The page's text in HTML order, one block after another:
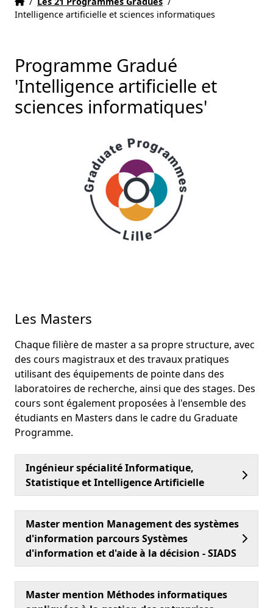
Intelligence artificielle et sciences informatiques
Programme Gradué
'Intelligence artificielle et
sciences informatiques'
Les Masters
Chaque filière de master a sa propre structure, avec
des cours magistraux et des travaux pratiques
utilisant des équipements de pointe dans des
laboratoires de recherche, ainsi que des stages. Des
cours sont également proposées à l'ensemble des
étudiants en Masters dans le cadre du Graduate
Programme.
Ingénieur spécialité Informatique,
Statistique et Intelligence Artificielle
Master mention Management des systèmes
d'information parcours Systèmes
d'information et d'aide à la décision - SIADS
Master mention Méthodes informatiques